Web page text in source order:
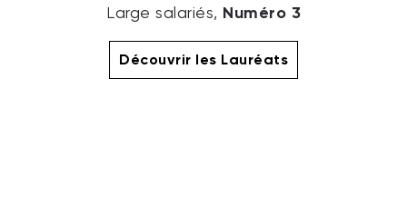
Large salariés, Numéro 3
Découvrir les Lauréats